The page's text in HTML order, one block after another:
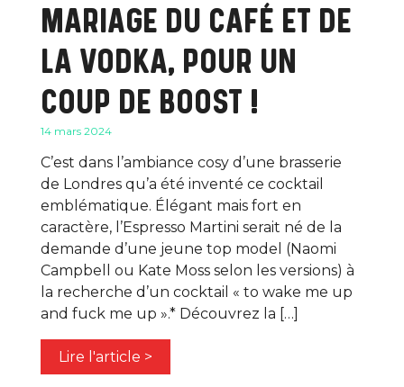
MARIAGE DU CAFÉ ET DE
LA VODKA, POUR UN
COUP DE BOOST !
14 mars 2024
C’est dans l’ambiance cosy d’une brasserie
de Londres qu’a été inventé ce cocktail
emblématique. Élégant mais fort en
caractère, l’Espresso Martini serait né de la
demande d’une jeune top model (Naomi
Campbell ou Kate Moss selon les versions) à
la recherche d’un cocktail « to wake me up
and fuck me up ».* Découvrez la […]
Lire l'article >